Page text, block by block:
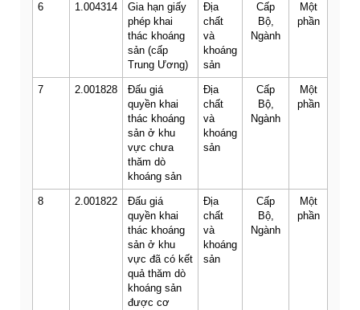
6 1.004314
Gia hạn giấy
phép khai
thác khoáng
sản (cấp
Trung Ương)
Địa
chất
và
khoáng
sản
Cấp
Bộ,
Ngành
Một
phần
7 2.001828
Đấu giá
quyền khai
thác khoáng
sản ở khu
vực chưa
thăm dò
khoáng sản
Địa
chất
và
khoáng
sản
Cấp
Bộ,
Ngành
Một
phần
8 2.001822
Đấu giá
quyền khai
thác khoáng
sản ở khu
vực đã có kết
quả thăm dò
khoáng sản
được cơ
Địa
chất
và
khoáng
sản
Cấp
Bộ,
Ngành
Một
phần